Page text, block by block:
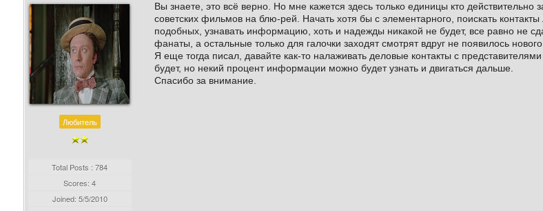
Любитель
Total Posts : 784
Scores: 4
Joined: 5/5/2010
Вы знаете, это всё верно. Но мне кажется здесь только единицы кто действительно
советских фильмов на блю-рей. Начать хотя бы с элементарного, поискать
подобных, узнавать информацию, хоть и надежды никакой не будет, все равно не
фанаты, а остальные только для галочки заходят смотрят вдруг не появилось
Я еще тогда писал, давайте как-то налаживать деловые контакты с
будет, но некий процент информации можно будет узнать и двигаться дальше.
Спасибо за внимание.